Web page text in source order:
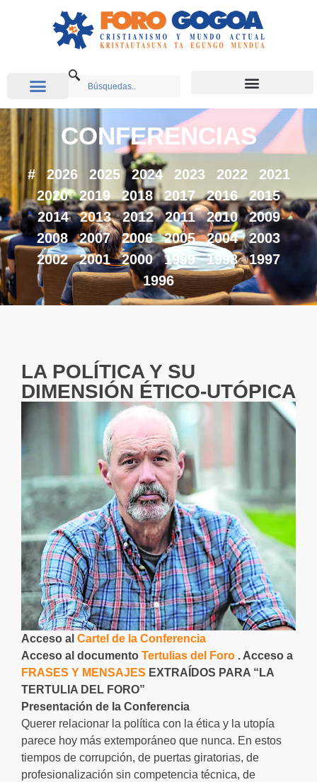
CONFERENCIAS
# 2026 2025 2024 2023 2022
2021
2020
2019 2018 2017 2016
2015
2014
2013 2012 2011 2010
2009
2008
2007 2006 2005 2004
2003
2002
2001 2000 1999 1998
1997
1996
LA POLÍTICA Y SU
DIMENSIÓN ÉTICO-UTÓPICA
Acceso al Cartel de la Conferencia
Acceso al documento Tertulias del Foro . Acceso a
FRASES Y MENSAJES EXTRAÍDOS PARA “LA
TERTULIA DEL FORO”
Presentación de la Conferencia
Querer relacionar la política con la ética y la utopía
parece hoy más extemporáneo que nunca. En estos
tiempos de corrupción, de puertas giratorias, de
profesionalización sin competencia técnica, de